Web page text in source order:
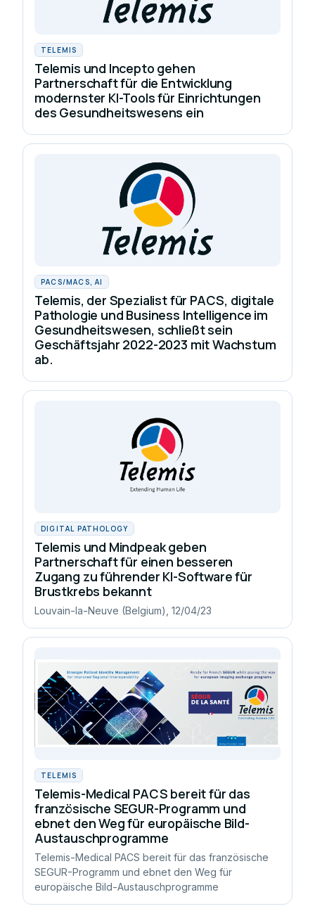
TELEMIS
Telemis und Incepto gehen
Partnerschaft für die Entwicklung
modernster KI-Tools für Einrichtungen
des Gesundheitswesens ein
PACS/MACS, AI
Telemis, der Spezialist für PACS, digitale
Pathologie und Business Intelligence im
Gesundheitswesen, schließt sein
Geschäftsjahr 2022-2023 mit Wachstum
ab.
DIGITAL PATHOLOGY
Telemis und Mindpeak geben
Partnerschaft für einen besseren
Zugang zu führender KI-Software für
Brustkrebs bekannt
Louvain-la-Neuve (Belgium), 12/04/23
TELEMIS
Telemis-Medical PACS bereit für das
französische SEGUR-Programm und
ebnet den Weg für europäische Bild-
Austauschprogramme
Telemis-Medical PACS bereit für das französische
SEGUR-Programm und ebnet den Weg für
europäische Bild-Austauschprogramme